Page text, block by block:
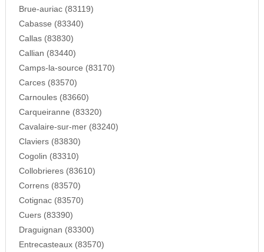
Brue-auriac (83119)
Cabasse (83340)
Callas (83830)
Callian (83440)
Camps-la-source (83170)
Carces (83570)
Carnoules (83660)
Carqueiranne (83320)
Cavalaire-sur-mer (83240)
Claviers (83830)
Cogolin (83310)
Collobrieres (83610)
Correns (83570)
Cotignac (83570)
Cuers (83390)
Draguignan (83300)
Entrecasteaux (83570)